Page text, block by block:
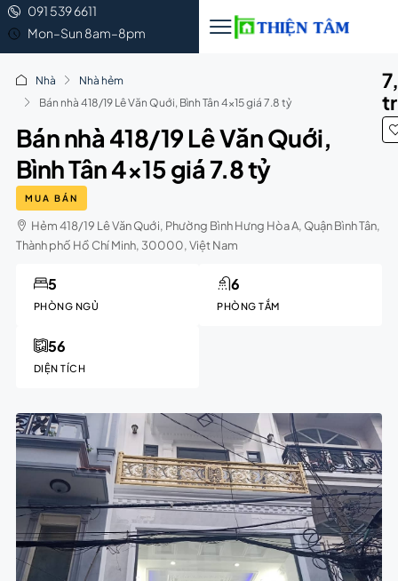
091 539 6611
Mon–Sun 8am–8pm
Nhà
Nhà hẻm
Bán nhà 418/19 Lê Văn Quới, Bình Tân 4×15 giá 7.8 tỷ
Bán nhà 418/19 Lê Văn Quới,
Bình Tân 4×15 giá 7.8 tỷ
MUA BÁN
Hẻm 418/19 Lê Văn Quới, Phường Bình Hưng Hòa A, Quận Bình Tân,
Thành phố Hồ Chí Minh, 30000, Việt Nam
PHÒNG NGỦ
5
PHÒNG TẮM
6
DIỆN TÍCH
56